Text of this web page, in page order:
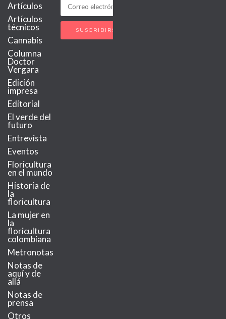
Artículos
Artículos
técnicos
Cannabis
Columna
Doctor
Vergara
Edición
impresa
Editorial
El verde del
futuro
Entrevista
Eventos
Floricultura
en el mundo
Historia de
la
floricultura
La mujer en
la
floricultura
colombiana
Metronotas
Notas de
aquí y de
allá
Notas de
prensa
Otros